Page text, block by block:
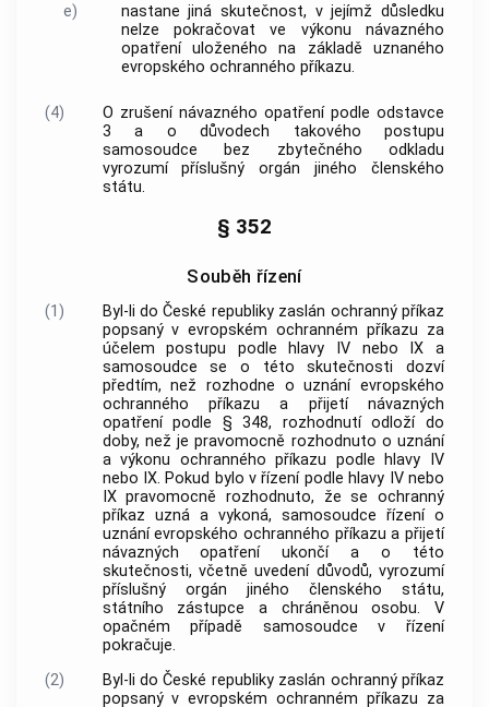
e)
nastane jiná skutečnost, v jejímž důsledku
nelze pokračovat ve výkonu návazného
opatření uloženého na základě uznaného
evropského ochranného příkazu.
(4)
O zrušení návazného opatření podle odstavce
3 a o důvodech takového postupu
samosoudce bez zbytečného odkladu
vyrozumí příslušný orgán jiného členského
státu.
§ 352
Souběh řízení
(1)
Byl-li do České republiky zaslán ochranný příkaz
popsaný v evropském ochranném příkazu za
účelem postupu podle hlavy IV nebo IX a
samosoudce se o této skutečnosti dozví
předtím, než rozhodne o uznání evropského
ochranného příkazu a přijetí návazných
opatření podle § 348, rozhodnutí odloží do
doby, než je pravomocně rozhodnuto o uznání
a výkonu ochranného příkazu podle hlavy IV
nebo IX. Pokud bylo v řízení podle hlavy IV nebo
IX pravomocně rozhodnuto, že se ochranný
příkaz uzná a vykoná, samosoudce řízení o
uznání evropského ochranného příkazu a přijetí
návazných opatření ukončí a o této
skutečnosti, včetně uvedení důvodů, vyrozumí
příslušný orgán jiného členského státu,
státního zástupce a chráněnou osobu. V
opačném případě samosoudce v řízení
pokračuje.
(2)
Byl-li do České republiky zaslán ochranný příkaz
popsaný v evropském ochranném příkazu za